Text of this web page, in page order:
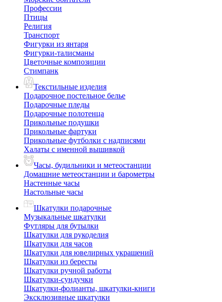
Профессии
Птицы
Религия
Транспорт
Фигурки из янтаря
Фигурки-талисманы
Цветочные композиции
Стимпанк
Текстильные изделия
Подарочное постельное белье
Подарочные пледы
Подарочные полотенца
Прикольные подушки
Прикольные фартуки
Прикольные футболки с надписями
Халаты с именной вышивкой
Часы, будильники и метеостанции
Домашние метеостанции и барометры
Настенные часы
Настольные часы
Шкатулки подарочные
Музыкальные шкатулки
Футляры для бутылки
Шкатулки для рукоделия
Шкатулки для часов
Шкатулки для ювелирных украшений
Шкатулки из бересты
Шкатулки ручной работы
Шкатулки-сундучки
Шкатулки-фолианты, шкатулки-книги
Эксклюзивные шкатулки